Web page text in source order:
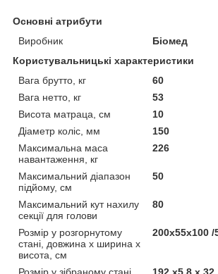
Основні атрибути
Виробник
Біомед
Користувальницькі характеристики
Вага брутто, кг
60
Вага нетто, кг
53
Висота матраца, см
10
Діаметр коліс, мм
150
Максимальна маса
навантаження, кг
226
Максимальний діапазон
підйому, см
50
Максимальний кут нахилу
секції для голови
80
Розмір у розгорнутому
стані, довжина х ширина х
висота, см
200x55x100 /
Розмір у зібраному стані
192 x5 8 x 32